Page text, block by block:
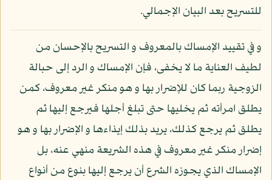
للتسريح بعد البيان الإجمالي.
و في تقييد الإمساك بالمعروف و التسريح بالإحسان من
لطيف العناية ما لا يخفى، فإن الإمساك و الرد إلى حبالة
الزوجية ربما كان للإضرار بها و هو منكر غير معروف، كمن
يطلق امرأته ثم يخليها حتى تبلغ أجلها فيرجع إليها ثم
يطلق ثم يرجع كذلك، يريد بذلك إيذاءها و الإضرار بها و هو
إضرار منكر غير معروف في هذه الشريعة منهي عنه، بل
الإمساك الذي يجوزه الشرع أن يرجع إليها بنوع من أنواع